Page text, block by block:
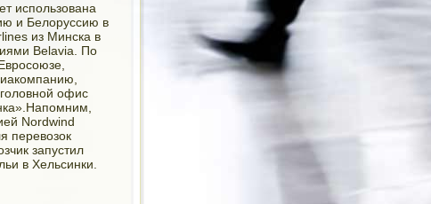
использована
и Белоруссию в
из Минска в
Belavia. По
офис
Nordwind
перевозок
запустил
в Хельсинки.